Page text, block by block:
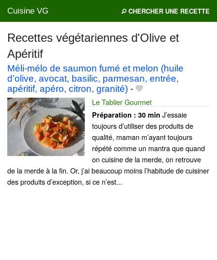
Cuisine VG CHERCHER UNE RECETTE
Mes blogs préférés
Recettes végétariennes d'Olive et
Apéritif
Méli-mélo de saumon fumé et melon (huile
d’olive, avocat, basilic, parmesan, entrée,
apéritif, apéro, citron, granité) -
Le Tablier Gourmet
Préparation : 30 min J’essaie
toujours d’utiliser des produits de
qualité, maman m’ayant toujours
répété comme un mantra que quand
on cuisine de la merde, on retrouve
de la merde à la fin. Or, j’ai beaucoup moins l’habitude de cuisiner
des produits d’exception, si ce n’est...